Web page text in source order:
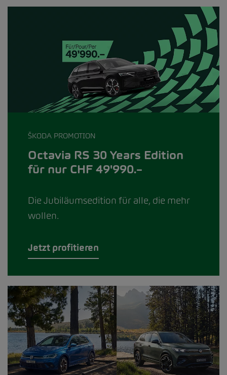
ŠKODA PROMOTION
Octavia RS 30 Years Edition
für nur CHF 49'990.–
Die Jubiläumsedition für alle, die mehr
wollen.
Jetzt profitieren